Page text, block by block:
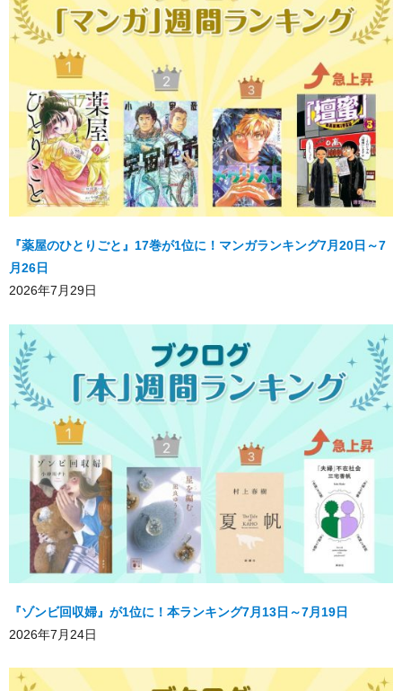
『薬屋のひとりごと』17巻が1位に！マンガランキング7月20日～7
月26日
2026年7月29日
『ゾンビ回収婦』が1位に！本ランキング7月13日～7月19日
2026年7月24日